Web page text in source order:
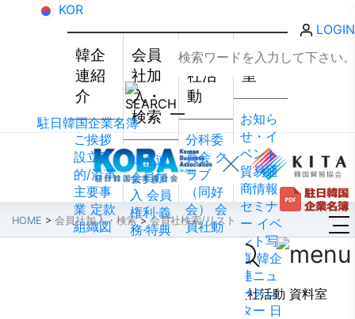
韓企
連紹
介
ご挨拶
設立目
的/沿革
主要事
業 定款
組織図
会員
社加
入・
検索
韓企連
会員加
入 会員
権利·義
務·特典
会員
社活
動
分科委
員会 ク
ラブ
（同好
会）
会
員社動
資料
室
お知ら
せ・イ
ベント
貿易通
商情報
セミナ
ー イベ
ント写
真 韓企
連ニュ
ースレ
ター 日
駐日韓国企業名簿
KOR
LOGIN
会員社活動 資料室
HOME > 会員社加入・検索> 会員社検索/リスト